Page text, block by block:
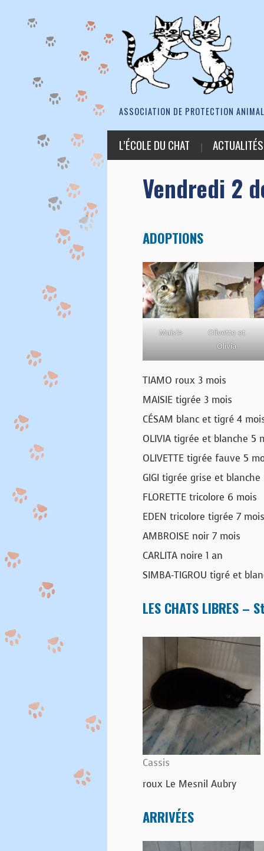
ASSOCIATION DE PROTECTION
L’ÉCOLE DU CHAT ACTUALITÉS
Vendredi 2
ADOPTIONS
Maisie
Olivette et
Olivia
TIAMO roux 3 mois
MAISIE tigrée 3 mois
CÉSAM blanc et tigré 4
OLIVIA tigrée et blanche 5
OLIVETTE tigrée fauve 5
GIGI tigrée grise et blanche
FLORETTE tricolore 6 mois
EDEN tricolore tigrée 7
AMBROISE noir 7 mois
CARLITA noire 1 an
SIMBA-TIGROU tigré et
LES CHATS LIBRES
Cassis
roux Le Mesnil Aubry
ARRIVÉES